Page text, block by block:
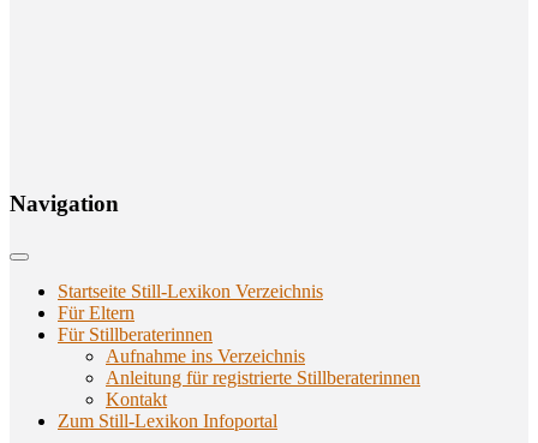
Navi­ga­ti­on
Startseite Still-Lexikon Verzeichnis
Für Eltern
Für Stillberaterinnen
Aufnahme ins Verzeichnis
Anlei­tung für regis­trier­te Stillberaterinnen
Kon­takt
Zum Still-Lexikon Infoportal